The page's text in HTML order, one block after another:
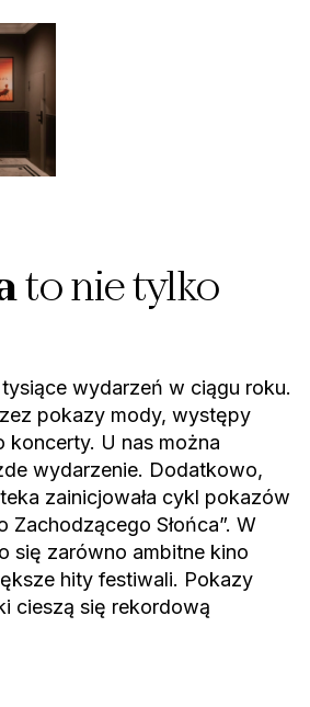
to nie tylko
wydarzeń w ciągu roku.
pokazy mody, występy
koncerty. U nas można
wydarzenie. Dodatkowo,
zainicjowała cykl pokazów
Zachodzącego Słońca”. W
się zarówno ambitne kino
hity festiwali. Pokazy
cieszą się rekordową